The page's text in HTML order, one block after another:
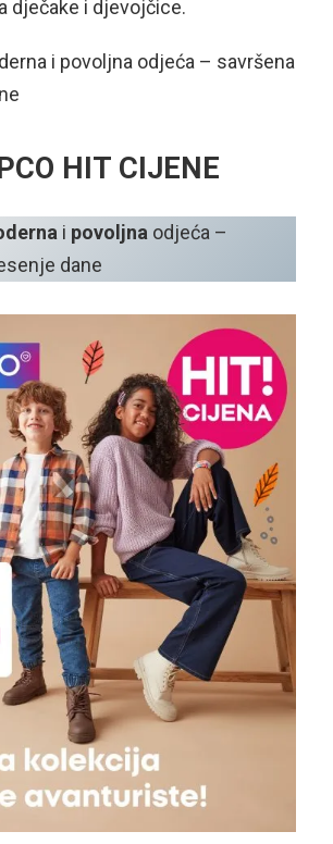
dječake i djevojčice.
i povoljna odjeća – savršena
HIT CIJENE
i povoljna odjeća –
dane